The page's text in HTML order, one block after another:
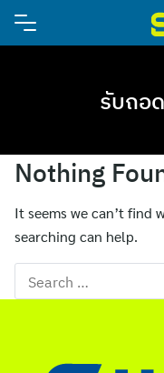
รับถอ
Nothing
It seems we can’t find
searching can help.
Search
for: